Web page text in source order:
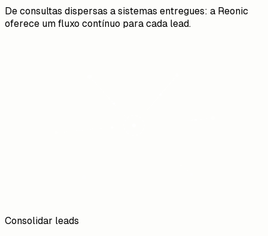
De consultas dispersas a sistemas entregues: a Reonic
oferece um fluxo contínuo para cada lead.
Consolidar leads